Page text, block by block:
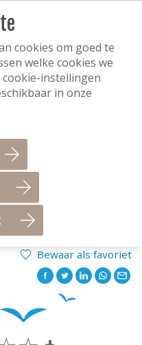
Bewaar als favoriet
cookies om goed te
welke cookies we
instellingen
in onze